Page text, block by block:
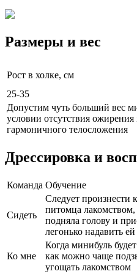
Размеры и вес
Рост в холке, см
25-35
Допустим чуть больший вес
условии отсутствия ожирения
гармоничного телосложения
Дрессировка и
Команда Обучение
Сидеть
Следует произнести
питомца лакомством,
подняла голову и
легонько надавить
Ко мне
Когда минибуль
как можно чаще
угощать лакомством